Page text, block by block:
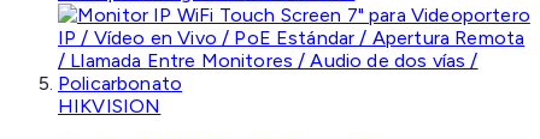
HIKVISION